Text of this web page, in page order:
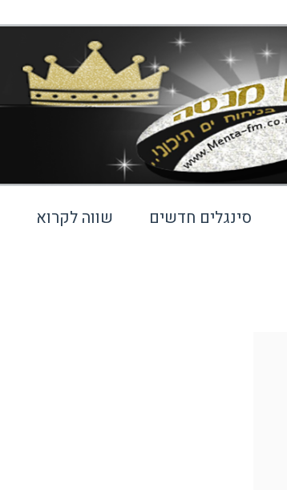
סינגלים חדשים שווה לקרוא